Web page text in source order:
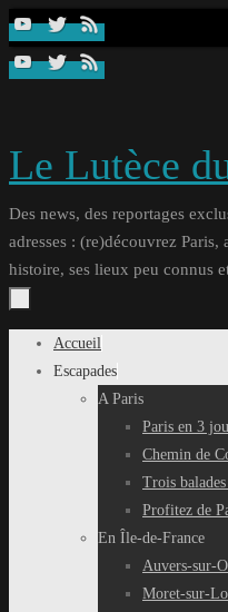
Passer
contenu
Le Lutèce
Des news, des reportages
adresses : (re)découvrez
histoire, ses lieux peu connus
Passer
Accueil
Escapades
A Paris
Paris en 3
Chemin de
Trois
Profitez de
En Île-de-France
Auvers-sur-
Moret-sur-